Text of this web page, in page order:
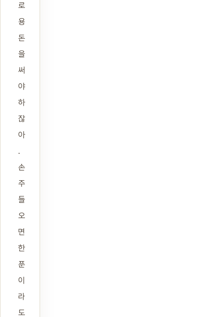
로
용
돈
을
써
야
하
잖
아
.
손
주
들
오
면
한
푼
이
라
도